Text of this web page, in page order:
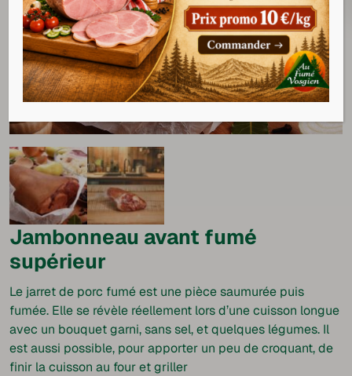
Jambonneau avant fumé
supérieur
Le jarret de porc fumé est une pièce saumurée puis
fumée. Elle se révèle réellement lors d’une cuisson longue
avec un bouquet garni, sans sel, et quelques légumes. Il
est aussi possible, pour apporter un peu de croquant, de
finir la cuisson au four et griller